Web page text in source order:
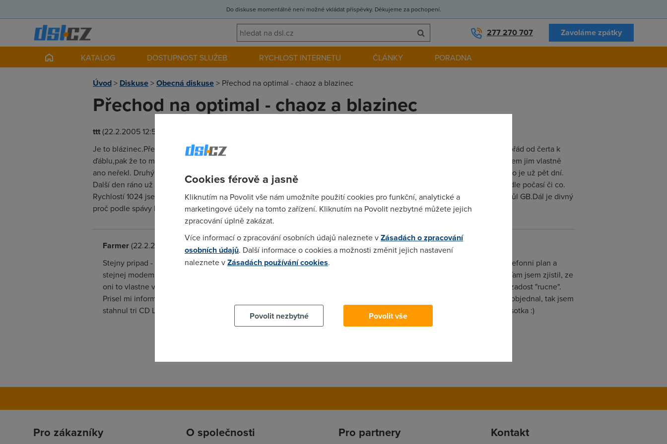
Do diskuse momentálně není možné vkládat příspěvky. Děkujeme za pochopení.
277 270 707 Zavoláme zpátky
KATALOG DOSTUPNOST SLUŽEB RYCHLOST INTERNETU ČLÁNKY PORADNA
Úvod> Diskuse>Obecná diskuse> Přechod na optimal - chaoz a blazinec
Přechod na optimal - chaoz a blazinec
ttt(22.2.2005 12:50:00)
Je to blázinec.Přecházel jsem ze IEstart 256 na Optimal. Nejdřív mi říkali že to nejde že mám špatný dráty a posílali mě pořád od čerta k
ďáblu,pak že to možná půjde 512 (vzdálenost 670metrů) a pak mi najednou přišlo do mailu potvrzení objednávky i když jsem jim vlastně
ano neřekl. Druhý den ráno už běžel optimal s rychlostí 700kb/s ale nikde žádná zpráva o tom že byla služba zapojena a to je už pět dní.
Další den ráno už služba běhala rychlostí 848 kb/s takže nakonec jsem spokojenej. Další chaoz je FUP který se asi řídí podle počasí či co.
Rychlostí 1024 jsem stáhl skoro 3GB a fup se objevil až dnes ráno ale pouze na ryhclost 512 a už jsem zase stáhl dalšího půl GB.Dál je divný
proč podle spávy konta mám stále službu IEstart 256.
Farmer(22.2.2005 18:05:27)
Stejny pripad - ze Startu na Optimal. Nejprve jsem to zkousel pres web -> vyplnil jsem ze prechazim, ze chci stejnej telefonni plan a
stejnej modem a potvrdil. Nicmene nasleduji tabulka byla prazdna :) a nic se nedelo, takze druhej pokus pres telefon. Tam jsem zjistil, ze
oni to vlastne vedi lip, ze mi to proste musi fungovat a ze mam vlci mlhu. No nic, babka se nechala premluvit a podala zadost "rucne".
Prisel mi informacni email ve ctvrtek asi hodinu po telefonatu a do dneska se nic nezmenilo :)). Od te doby, co jsem to objednal, tak jsem
stahnul tri CD Linuxu na 256kbps nez mi zapli FUP. Po zapnuti se placam okolo 30-35 kbps. Tak tam asi maji nejakyho sotka :)
Pro zákazníky O společnosti Pro partnery Kontakt
Cookies férově a jasně
Kliknutím na Povolit vše nám umožníte použití cookies pro funkční, analytické a
marketingové účely na tomto zařízení. Kliknutím na Povolit nezbytné můžete jejich
zpracování úplně zakázat.
Více informací o zpracování osobních údajů naleznete vZásadách o zpracování
osobních údajů. Další informace o cookies a možnosti změnit jejich nastavení
naleznete vZásadách používání cookies.
Povolit nezbytné
Povolit vše